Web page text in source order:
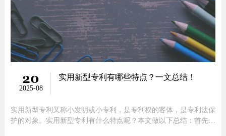
20
2025-08
实用新型专利有哪些特点？一文总结！
实用新型专利又称小发明或小专利，是专利权的客体，是专利法保
护的对象。实用新型专利有什么特点呢？本文做以下总结：首先，